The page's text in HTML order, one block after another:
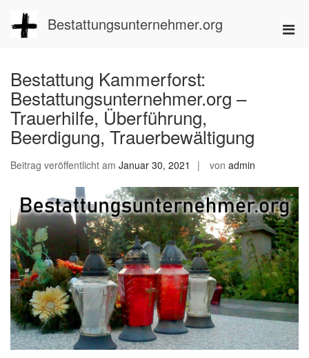
Inhalt
springen
Bestattungsunternehmer.org
Bestattung Kammerforst:
Bestattungsunternehmer.org –
Trauerhilfe, Überführung,
Beerdigung, Trauerbewältigung
Beitrag veröffentlicht am Januar 30, 2021 von admin